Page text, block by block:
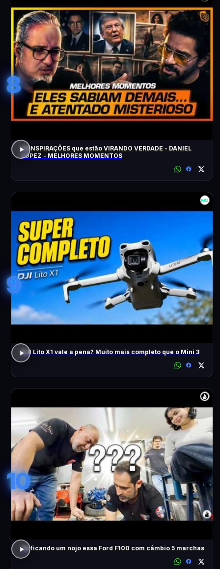
8
CONSPIRAÇÕES que estão VIRANDO VERDADE - DANIEL
LOPEZ - MELHORES MOMENTOS
9
DJI Lito X1 vale a pena? Muito mais completo que o Mini 3
10
Tá ficando um nojo essa Ford F100 com câmbio 5 marchas